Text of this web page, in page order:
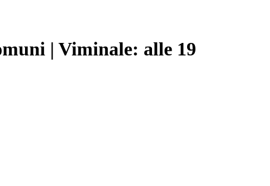
| Viminale: alle 19